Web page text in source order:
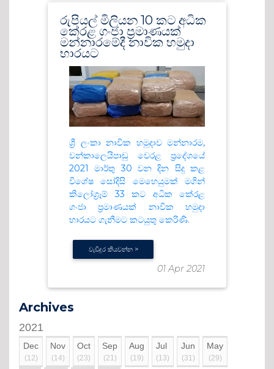
රුපියල් මිලියන 10 කට අධික
කේරළ ගංජා ප්‍රමාණයක්
මන්නාරමේදී නාවික හමුදා
භාරයට
ශ්‍රී ලංකා නාවික හමුදාව මන්නාරම,
වන්කාලෙයිපාඩු වෙරළ ප්‍රදේශයේ
2021 මාර්තු 30 වන දින සිදු කළ
විශේෂ ‍සෝදිසි මෙහෙයුමක් මගින්
කිලෝග්‍රෑම් 33 කට අධික කේරළ
ගංජා ප්‍රමාණයක් නාවික හමුදා
භාරයට ගැනීමට කටයුතු කෙරිණි.
වැඩිදුර කියවන්න >
01 Apr 2021
Archives
2021
Dec
(12)
Nov
(14)
Oct
(23)
Sep
(21)
Aug
(19)
Jul
(13)
Jun
(31)
May
(29)